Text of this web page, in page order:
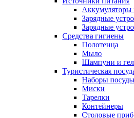
Аккумуляторы
Зарядные
Зарядные
Средства гигиены
Полотенца
Мыло
Шампуни и
Туристическая
Наборы посуды
Миски
Тарелки
Контейнеры
Столовые